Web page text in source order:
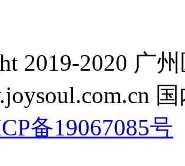
2019-2020 广
备19067085号